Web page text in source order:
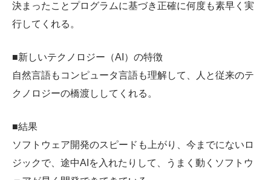
決まったことプログラムに基づき正確に何度も素早く実
行してくれる。
■新しいテクノロジー（AI）の特徴
自然言語もコンピュータ言語も理解して、人と従来のテ
クノロジーの橋渡ししてくれる。
■結果
ソフトウェア開発のスピードも上がり、今までにないロ
ジックで、途中AIを入れたりして、うまく動くソフトウ